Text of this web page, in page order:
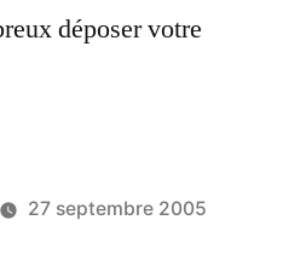
déposer votre
27 septembre 2005